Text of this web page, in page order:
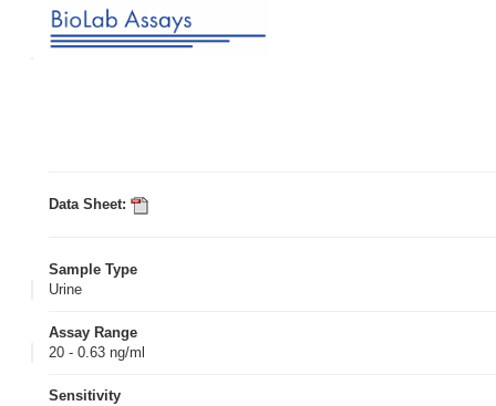
Data Sheet:
Sample Type
Urine
Assay Range
20 - 0.63 ng/ml
Sensitivity